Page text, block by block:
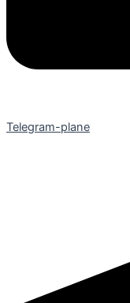
Telegram-plane